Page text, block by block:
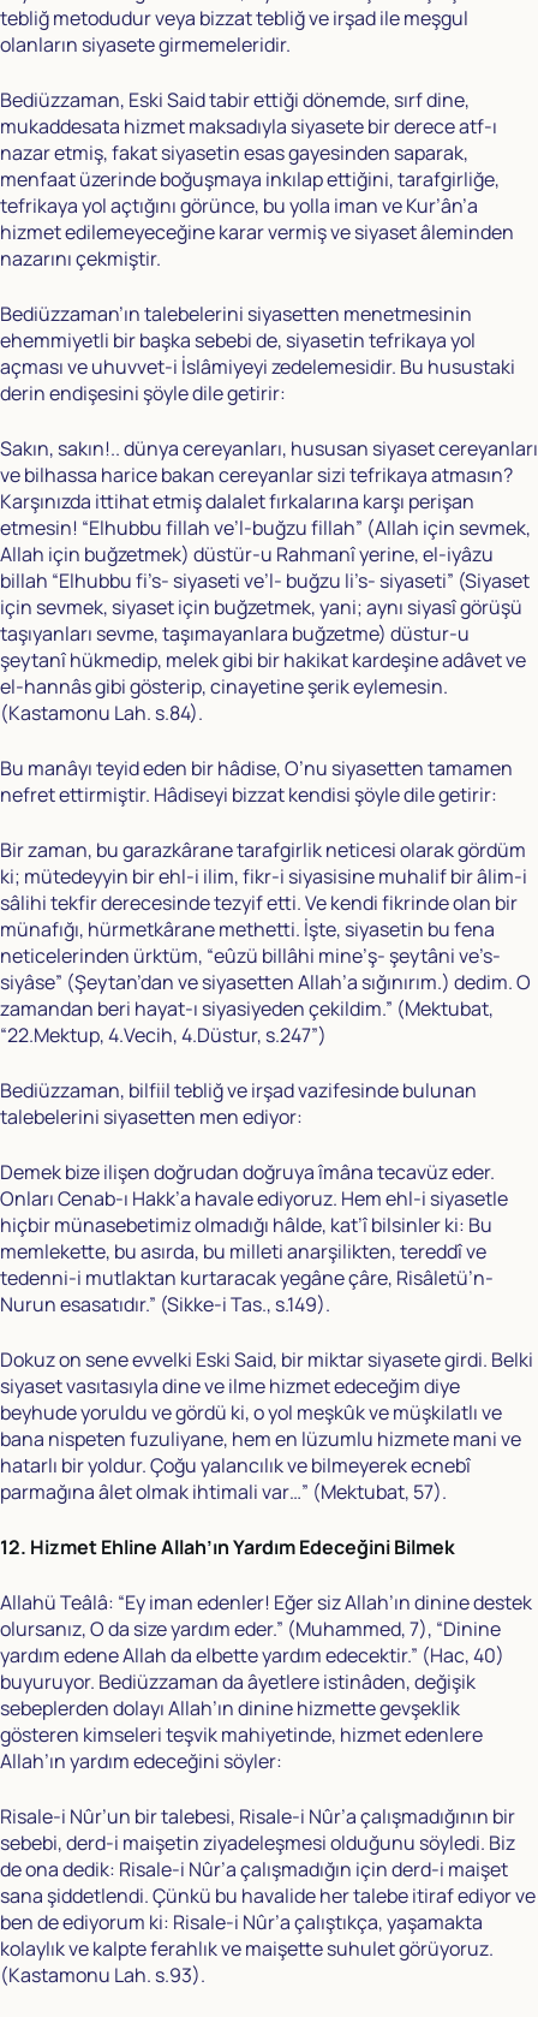
tebliğ metodudur veya bizzat tebliğ ve irşad ile meşgul
olanların siyasete girmemeleridir.
Bediüzzaman, Eski Said tabir ettiği dönemde, sırf dine,
mukaddesata hizmet maksadıyla siyasete bir derece atf-ı
nazar etmiş, fakat siyasetin esas gayesinden saparak,
menfaat üzerinde boğuşmaya inkılap ettiğini, tarafgirliğe,
tefrikaya yol açtığını görünce, bu yolla iman ve Kur’ân’a
hizmet edilemeyeceğine karar vermiş ve siyaset âleminden
nazarını çekmiştir.
Bediüzzaman’ın talebelerini siyasetten menetmesinin
ehemmiyetli bir başka sebebi de, siyasetin tefrikaya yol
açması ve uhuvvet-i İslâmiyeyi zedelemesidir. Bu husustaki
derin endişesini şöyle dile getirir:
Sakın, sakın!.. dünya cereyanları, hususan siyaset cereyanları
ve bilhassa harice bakan cereyanlar sizi tefrikaya atmasın?
Karşınızda ittihat etmiş dalalet fırkalarına karşı perişan
etmesin! “Elhubbu fillah ve’l-buğzu fillah” (Allah için sevmek,
Allah için buğzetmek) düstür-u Rahmanî yerine, el-iyâzu
billah “Elhubbu fi’s- siyaseti ve’l- buğzu li’s- siyaseti” (Siyaset
için sevmek, siyaset için buğzetmek, yani; aynı siyasî görüşü
taşıyanları sevme, taşımayanlara buğzetme) düstur-u
şeytanî hükmedip, melek gibi bir hakikat kardeşine adâvet ve
el-hannâs gibi gösterip, cinayetine şerik eylemesin.
(Kastamonu Lah. s.84).
Bu manâyı teyid eden bir hâdise, O’nu siyasetten tamamen
nefret ettirmiştir. Hâdiseyi bizzat kendisi şöyle dile getirir:
Bir zaman, bu garazkârane tarafgirlik neticesi olarak gördüm
ki; mütedeyyin bir ehl-i ilim, fikr-i siyasisine muhalif bir âlim-i
sâlihi tekfir derecesinde tezyif etti. Ve kendi fikrinde olan bir
münafığı, hürmetkârane methetti. İşte, siyasetin bu fena
neticelerinden ürktüm, “eûzü billâhi mine’ş- şeytâni ve’s-
siyâse” (Şeytan’dan ve siyasetten Allah’a sığınırım.) dedim. O
zamandan beri hayat-ı siyasiyeden çekildim.” (Mektubat,
“22.Mektup, 4.Vecih, 4.Düstur, s.247”)
Bediüzzaman, bilfiil tebliğ ve irşad vazifesinde bulunan
talebelerini siyasetten men ediyor:
Demek bize ilişen doğrudan doğruya îmâna tecavüz eder.
Onları Cenab-ı Hakk’a havale ediyoruz. Hem ehl-i siyasetle
hiçbir münasebetimiz olmadığı hâlde, kat’î bilsinler ki: Bu
memlekette, bu asırda, bu milleti anarşilikten, tereddî ve
tedenni-i mutlaktan kurtaracak yegâne çâre, Risâletü’n-
Nurun esasatıdır.” (Sikke-i Tas., s.149).
Dokuz on sene evvelki Eski Said, bir miktar siyasete girdi. Belki
siyaset vasıtasıyla dine ve ilme hizmet edeceğim diye
beyhude yoruldu ve gördü ki, o yol meşkûk ve müşkilatlı ve
bana nispeten fuzuliyane, hem en lüzumlu hizmete mani ve
hatarlı bir yoldur. Çoğu yalancılık ve bilmeyerek ecnebî
parmağına âlet olmak ihtimali var…” (Mektubat, 57).
12. Hizmet Ehline Allah’ın Yardım Edeceğini Bilmek
Allahü Teâlâ: “Ey iman edenler! Eğer siz Allah’ın dinine destek
olursanız, O da size yardım eder.” (Muhammed, 7), “Dinine
yardım edene Allah da elbette yardım edecektir.” (Hac, 40)
buyuruyor. Bediüzzaman da âyetlere istinâden, değişik
sebeplerden dolayı Allah’ın dinine hizmette gevşeklik
gösteren kimseleri teşvik mahiyetinde, hizmet edenlere
Allah’ın yardım edeceğini söyler:
Risale-i Nûr’un bir talebesi, Risale-i Nûr’a çalışmadığının bir
sebebi, derd-i maişetin ziyadeleşmesi olduğunu söyledi. Biz
de ona dedik: Risale-i Nûr’a çalışmadığın için derd-i maişet
sana şiddetlendi. Çünkü bu havalide her talebe itiraf ediyor ve
ben de ediyorum ki: Risale-i Nûr’a çalıştıkça, yaşamakta
kolaylık ve kalpte ferahlık ve maişette suhulet görüyoruz.
(Kastamonu Lah. s.93).